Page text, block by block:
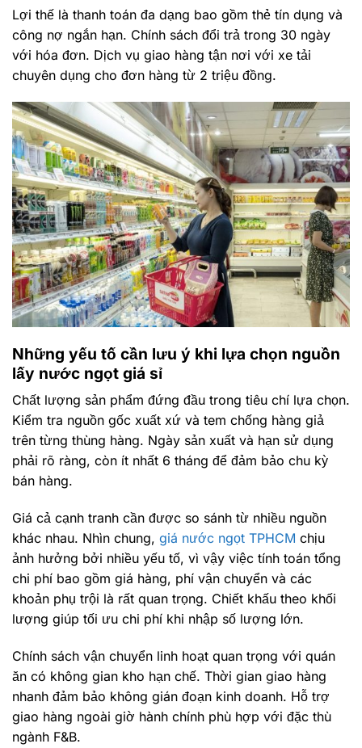
Lợi thế là thanh toán đa dạng bao gồm thẻ tín dụng và
công nợ ngắn hạn. Chính sách đổi trả trong 30 ngày
với hóa đơn. Dịch vụ giao hàng tận nơi với xe tải
chuyên dụng cho đơn hàng từ 2 triệu đồng.
Những yếu tố cần lưu ý khi lựa chọn nguồn
lấy nước ngọt giá sỉ
Chất lượng sản phẩm đứng đầu trong tiêu chí lựa chọn.
Kiểm tra nguồn gốc xuất xứ và tem chống hàng giả
trên từng thùng hàng. Ngày sản xuất và hạn sử dụng
phải rõ ràng, còn ít nhất 6 tháng để đảm bảo chu kỳ
bán hàng.
Giá cả cạnh tranh cần được so sánh từ nhiều nguồn
khác nhau. Nhìn chung, giá nước ngọt TPHCM chịu
ảnh hưởng bởi nhiều yếu tố, vì vậy việc tính toán tổng
chi phí bao gồm giá hàng, phí vận chuyển và các
khoản phụ trội là rất quan trọng. Chiết khấu theo khối
lượng giúp tối ưu chi phí khi nhập số lượng lớn.
Chính sách vận chuyển linh hoạt quan trọng với quán
ăn có không gian kho hạn chế. Thời gian giao hàng
nhanh đảm bảo không gián đoạn kinh doanh. Hỗ trợ
giao hàng ngoài giờ hành chính phù hợp với đặc thù
ngành F&B.